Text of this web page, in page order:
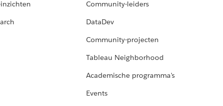
Community-leiders
DataDev
Community-projecten
Tableau Neighborhood
Academische programma's
Events